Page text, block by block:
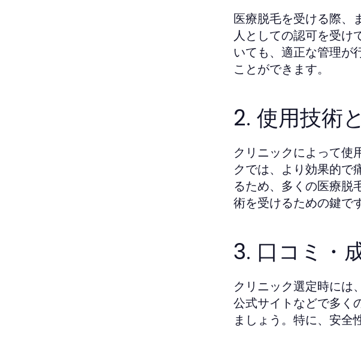
医療脱毛を受ける際、
人としての認可を受け
いても、適正な管理が
ことができます。
2. 使用技術
クリニックによって使
クでは、より効果的で
るため、多くの医療脱
術を受けるための鍵で
3. 口コミ・
クリニック選定時には
公式サイトなどで多く
ましょう。特に、安全